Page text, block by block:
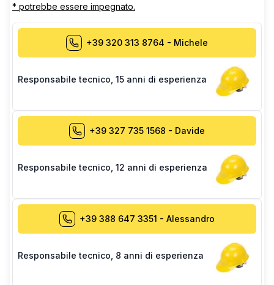
* potrebbe essere impegnato.
+39 320 313 8764 - Michele
Responsabile tecnico 15 anni di esperienza
+39 327 735 1568 - Davide
Responsabile tecnico 12 anni di esperienza
+39 388 647 3351 - Alessandro
Responsabile tecnico 8 anni di esperienza